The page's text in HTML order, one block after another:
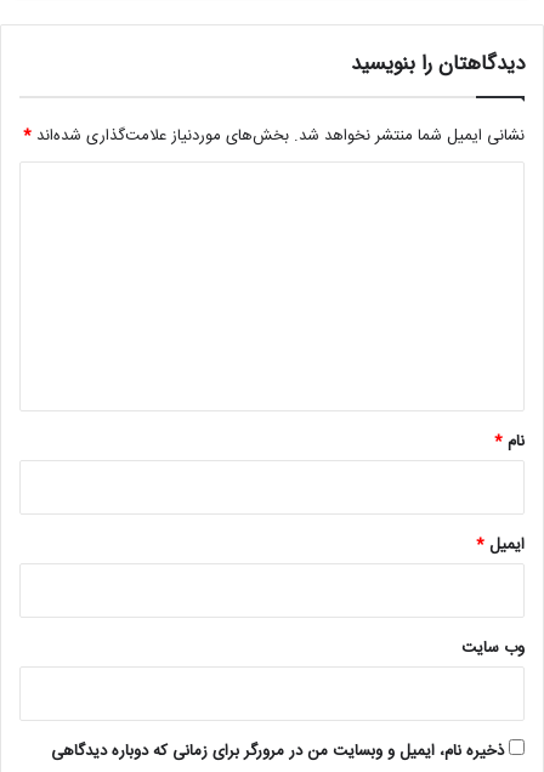
دیدگاهتان را بنویسید
نشانی ایمیل شما منتشر نخواهد شد. بخش‌های موردنیاز علامت‌گذاری شده‌اند *
نام*
ایمیل*
وب‌ سایت
ذخیره نام، ایمیل و وبسایت من در مرورگر برای زمانی که دوباره دیدگاهی